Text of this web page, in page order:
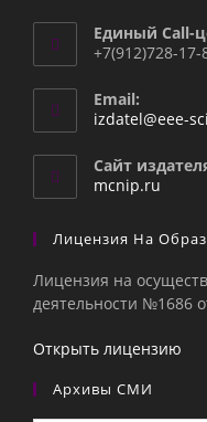
Единый Call-
+7(912)728-17-
Email:
izdatel@eee-
Сайт
mcnip.ru
Лицензия На
Лицензия на
деятельности №1686
Открыть лицензию
Архивы СМИ